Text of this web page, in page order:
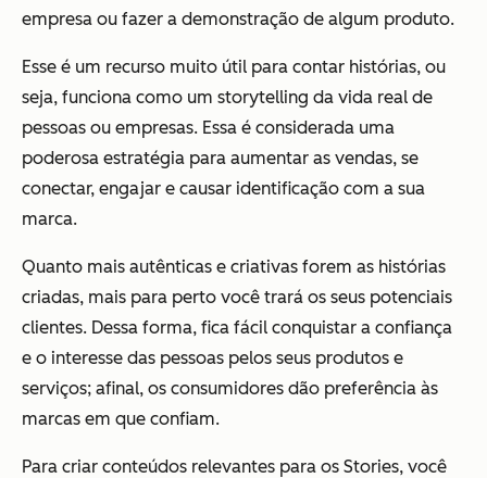
empresa ou fazer a demonstração de algum produto.
Esse é um recurso muito útil para contar histórias, ou
seja, funciona como um storytelling da vida real de
pessoas ou empresas. Essa é considerada uma
poderosa estratégia para aumentar as vendas, se
conectar, engajar e causar identificação com a sua
marca.
Quanto mais autênticas e criativas forem as histórias
criadas, mais para perto você trará os seus potenciais
clientes. Dessa forma, fica fácil conquistar a confiança
e o interesse das pessoas pelos seus produtos e
serviços; afinal, os consumidores dão preferência às
marcas em que confiam.
Para criar conteúdos relevantes para os Stories, você